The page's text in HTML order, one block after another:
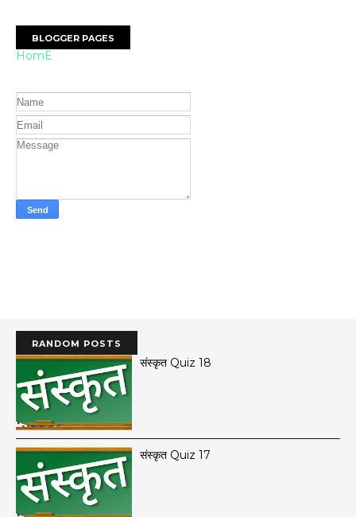
BLOGGER PAGES
HomE
RANDOM POSTS
संस्कृत Quiz 18
संस्कृत Quiz 17